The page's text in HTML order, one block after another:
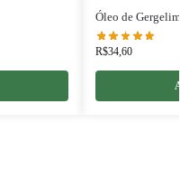
Óleo de
R$34,60